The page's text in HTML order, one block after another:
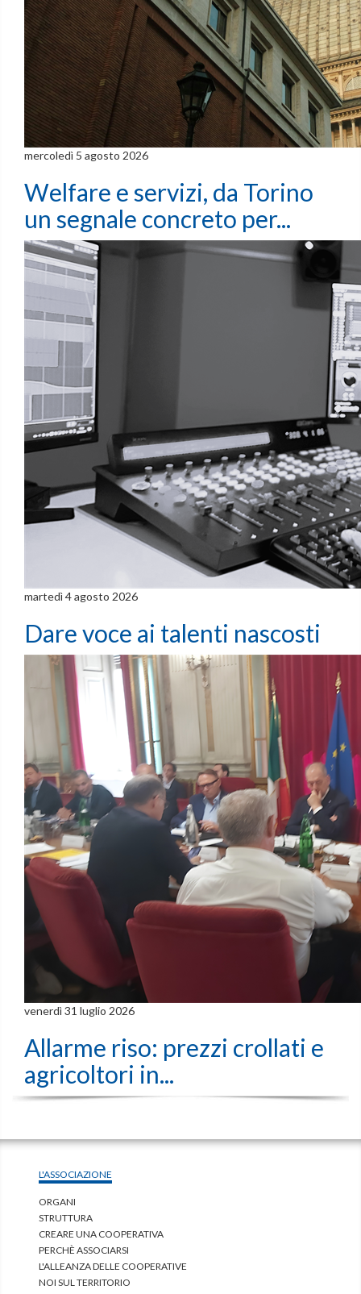
mercoledì 5 agosto 2026
Welfare e servizi, da Torino
un segnale concreto per...
martedì 4 agosto 2026
Dare voce ai talenti nascosti
venerdì 31 luglio 2026
Allarme riso: prezzi crollati e
agricoltori in...
L'ASSOCIAZIONE
ORGANI
STRUTTURA
CREARE UNA COOPERATIVA
PERCHÈ ASSOCIARSI
L'ALLEANZA DELLE COOPERATIVE
NOI SUL TERRITORIO